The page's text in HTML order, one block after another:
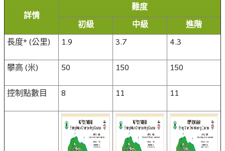
詳情
難度
初級
中級
進階
長度* (公里)
1.9 3.7
4.3
攀高 (米)
50 150
150
控制點數目
8 11 11